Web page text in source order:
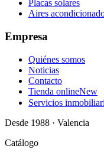
Placas solares
Aires
Empresa
Quiénes somos
Noticias
Contacto
Tienda onlineNew
Servicios
Desde 1988 · Valencia
Catálogo